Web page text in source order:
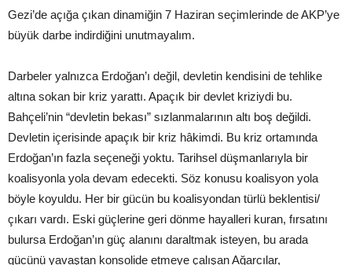
Gezi’de açığa çıkan dinamiğin 7 Haziran seçimlerinde de AKP’ye
büyük darbe indirdiğini unutmayalım.
Darbeler yalnızca Erdoğan’ı değil, devletin kendisini de tehlike
altına sokan bir kriz yarattı. Apaçık bir devlet kriziydi bu.
Bahçeli’nin “devletin bekası” sızlanmalarının altı boş değildi.
Devletin içerisinde apaçık bir kriz hâkimdi. Bu kriz ortamında
Erdoğan’ın fazla seçeneği yoktu. Tarihsel düşmanlarıyla bir
koalisyonla yola devam edecekti. Söz konusu koalisyon yola
böyle koyuldu. Her bir gücün bu koalisyondan türlü beklentisi/
çıkarı vardı. Eski güçlerine geri dönme hayalleri kuran, fırsatını
bulursa Erdoğan’ın güç alanını daraltmak isteyen, bu arada
gücünü yavaştan konsolide etmeye çalışan Ağarcılar,